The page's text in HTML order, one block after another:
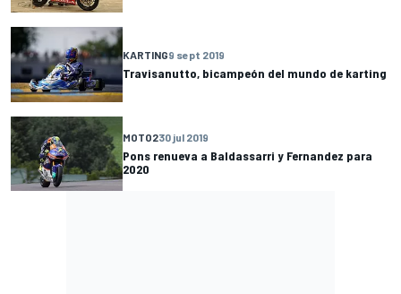
KARTING9 sept 2019
Travisanutto, bicampeón del mundo de karting
MOTO230 jul 2019
Pons renueva a Baldassarri y Fernandez para
2020